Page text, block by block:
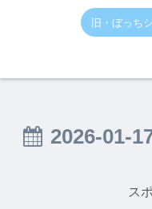
旧・ぼっち
2026-01-
ス